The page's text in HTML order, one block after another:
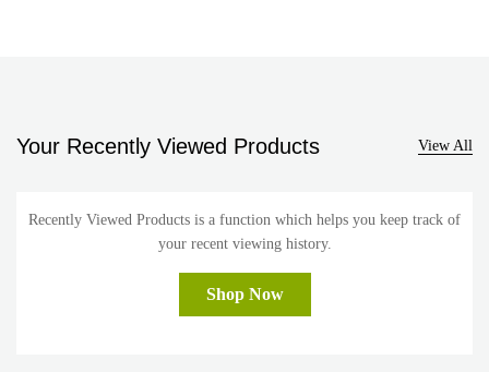
Your Recently Viewed Products View All
Recently Viewed Products is a function which helps you keep track of
your recent viewing history.
Shop Now